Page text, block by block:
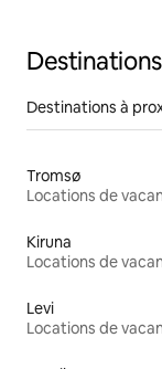
Destinations à
Tromsø
Locations de
Kiruna
Locations de
Levi
Locations de